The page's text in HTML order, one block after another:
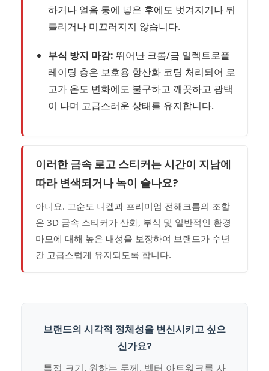
하거나 얼음 통에 넣은 후에도 벗겨지거나 뒤
틀리거나 미끄러지지 않습니다.
부식 방지 마감: 뛰어난 크롬/금 일렉트로플
레이팅 층은 보호용 항산화 코팅 처리되어 로
고가 온도 변화에도 불구하고 깨끗하고 광택
이 나며 고급스러운 상태를 유지합니다.
이러한 금속 로고 스티커는 시간이 지남에
따라 변색되거나 녹이 슬나요?
아니요. 고순도 니켈과 프리미엄 전해크롬의 조합
은 3D 금속 스티커가 산화, 부식 및 일반적인 환경
마모에 대해 높은 내성을 보장하여 브랜드가 수년
간 고급스럽게 유지되도록 합니다.
브랜드의 시각적 정체성을 변신시키고 싶으
신가요?
특정 크기, 원하는 두께, 벡터 아트워크를 사